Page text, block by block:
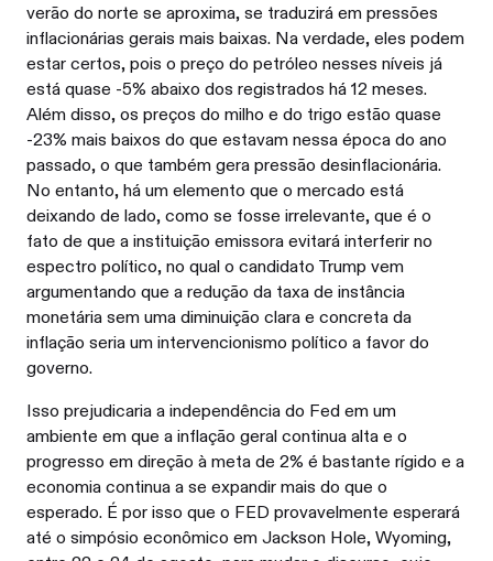
verão do norte se aproxima, se traduzirá em pressões
inflacionárias gerais mais baixas. Na verdade, eles podem
estar certos, pois o preço do petróleo nesses níveis já
está quase -5% abaixo dos registrados há 12 meses.
Além disso, os preços do milho e do trigo estão quase
-23% mais baixos do que estavam nessa época do ano
passado, o que também gera pressão desinflacionária.
No entanto, há um elemento que o mercado está
deixando de lado, como se fosse irrelevante, que é o
fato de que a instituição emissora evitará interferir no
espectro político, no qual o candidato Trump vem
argumentando que a redução da taxa de instância
monetária sem uma diminuição clara e concreta da
inflação seria um intervencionismo político a favor do
governo.
Isso prejudicaria a independência do Fed em um
ambiente em que a inflação geral continua alta e o
progresso em direção à meta de 2% é bastante rígido e a
economia continua a se expandir mais do que o
esperado. É por isso que o FED provavelmente esperará
até o simpósio econômico em Jackson Hole, Wyoming,